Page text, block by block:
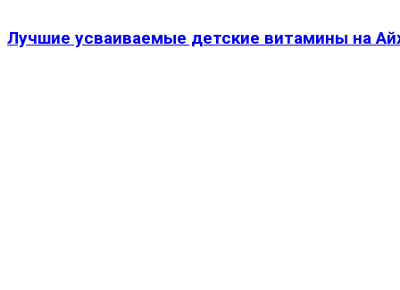
Лучшие усваиваемые детские витамины на